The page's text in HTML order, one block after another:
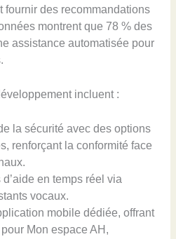
fournir des recommandations
montrent que 78 % des
assistance automatisée pour
incluent :
la sécurité avec des options
renforçant la conformité face
en temps réel via
vocaux.
mobile dédiée, offrant
Mon espace AH,